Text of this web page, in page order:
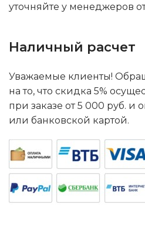
уточняйте у менеджеров
Наличный расчет
Уважаемые клиенты!
на то, что скидка 5%
при заказе от 5 000 руб. и
или банковской картой.